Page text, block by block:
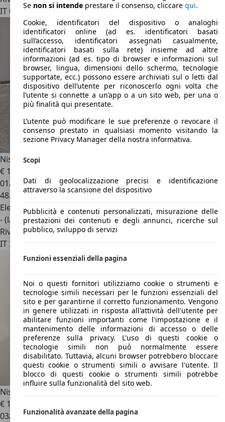
IT 00173 Roma - Rm
Nissan Juke
€ 17.990
01/2023
48.300 km
Elettrica/Benzina
- (l/100 km)
Rivenditore
IT 36015
Nissan Juke
€ 12.390
03/2021
Se non si intende prestare il consenso, cliccare qui.
Cookie, identificatori del dispositivo o analoghi
identificatori online (ad es. identificatori basati
sull’accesso, identificatori assegnati casualmente,
identificatori basati sulla rete) insieme ad altre
informazioni (ad es. tipo di browser e informazioni sul
browser, lingua, dimensioni dello schermo, tecnologie
supportate, ecc.) possono essere archiviati sul o letti dal
dispositivo dell’utente per riconoscerlo ogni volta che
l’utente si connette a un’app o a un sito web, per una o
più finalità qui presentate.
L’utente può modificare le sue preferenze o revocare il
consenso prestato in qualsiasi momento visitando la
sezione Privacy Manager della nostra informativa.
Scopi
Dati di geolocalizzazione precisi e identificazione
attraverso la scansione del dispositivo
Pubblicità e contenuti personalizzati, misurazione delle
prestazioni dei contenuti e degli annunci, ricerche sul
pubblico, sviluppo di servizi
Funzioni essenziali della pagina
Noi o questi fornitori utilizziamo cookie o strumenti e
tecnologie simili necessari per le funzioni essenziali del
sito e per garantirne il corretto funzionamento. Vengono
in genere utilizzati in risposta all'attività dell'utente per
abilitare funzioni importanti come l'impostazione e il
mantenimento delle informazioni di accesso o delle
preferenze sulla privacy. L'uso di questi cookie o
tecnologie simili non può normalmente essere
disabilitato. Tuttavia, alcuni browser potrebbero bloccare
questi cookie o strumenti simili o avvisare l'utente. Il
blocco di questi cookie o strumenti simili potrebbe
influire sulla funzionalità del sito web.
Funzionalità avanzate della pagina